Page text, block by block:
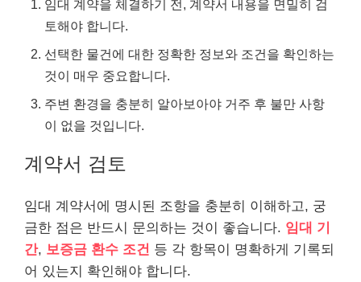
임대 계약을 체결하기 전, 계약서 내용을 면밀히 검
토해야 합니다.
선택한 물건에 대한 정확한 정보와 조건을 확인하는
것이 매우 중요합니다.
주변 환경을 충분히 알아보아야 거주 후 불만 사항
이 없을 것입니다.
계약서 검토
임대 계약서에 명시된 조항을 충분히 이해하고, 궁
금한 점은 반드시 문의하는 것이 좋습니다. 임대 기
간, 보증금 환수 조건 등 각 항목이 명확하게 기록되
어 있는지 확인해야 합니다.